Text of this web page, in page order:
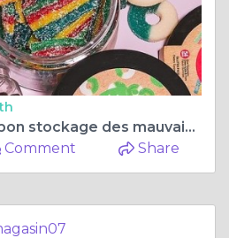
L'importance d'un bon stockage des mauvaises herbes
Comment Share